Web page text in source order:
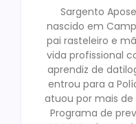
Sargento
nascido em
pai rasteleiro e
vida profissional
aprendiz de
entrou para a
atuou por mais de
Programa de